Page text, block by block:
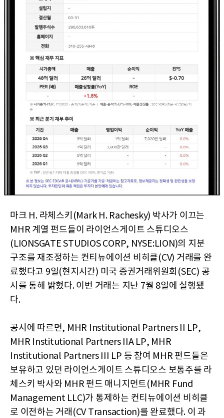
마크 H. 라체스키(Mark H. Rachesky) 박사가 이끄는
MHR 계열 펀드들이 라이언스게이트 스튜디오스
(LIONSGATE STUDIOS CORP, NYSE:LION)의 지분
구조를 재조정하는 컨티뉴에이션 비히클(CV) 거래를 완
료했다고 9일(현지시간) 미국 증권거래위원회(SEC) 공
시를 통해 밝혔다. 이번 거래는 지난 7월 8일에 실행됐
다.
공시에 따르면, MHR Institutional Partners II LP,
MHR Institutional Partners IIA LP, MHR
Institutional Partners III LP 등 참여 MHR 펀드들은
보유하고 있던 라이언스게이트 스튜디오스 보통주를 라
체스키 박사와 MHR 펀드 매니지먼트(MHR Fund
Management LLC)가 통제하는 컨티뉴에이션 비히클
로 이전하는 거래(CV Transaction)를 완료했다. 이 과